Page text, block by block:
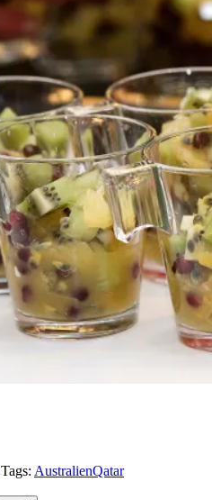
Tags: AustralienQatar